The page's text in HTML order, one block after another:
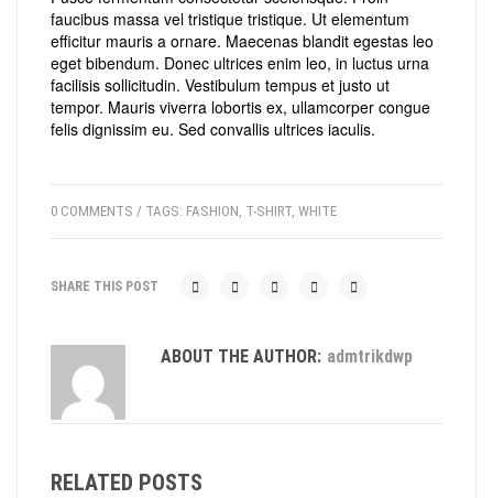
faucibus massa vel tristique tristique. Ut elementum
efficitur mauris a ornare. Maecenas blandit egestas leo
eget bibendum. Donec ultrices enim leo, in luctus urna
facilisis sollicitudin. Vestibulum tempus et justo ut
tempor. Mauris viverra lobortis ex, ullamcorper congue
felis dignissim eu. Sed convallis ultrices iaculis.
0 COMMENTS / TAGS: FASHION, T-SHIRT, WHITE
SHARE THIS POST
ABOUT THE AUTHOR: admtrikdwp
RELATED POSTS